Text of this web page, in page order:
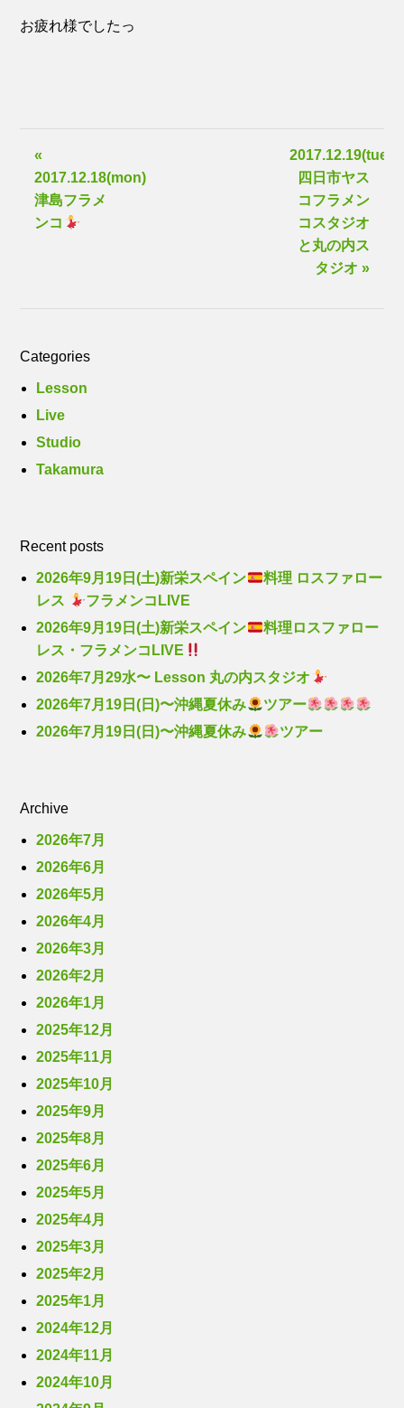
お疲れ様でしたっ
«
2017.12.18(mon)
津島フラメ
ンコ
2017.12.19(tue)
四日市ヤス
コフラメン
コスタジオ
と丸の内ス
タジオ »
Categories
Lesson
Live
Studio
Takamura
Recent posts
2026年9月19日(土)新栄スペイン
料理 ロスファロー
レス
フラメンコLIVE
2026年9月19日(土)新栄スペイン
料理ロスファロー
レス・フラメンコLIVE
2026年7月29水〜 Lesson 丸の内スタジオ
2026年7月19日(日)〜沖縄夏休み
ツアー
2026年7月19日(日)〜沖縄夏休み
ツアー
Archive
2026年7月
2026年6月
2026年5月
2026年4月
2026年3月
2026年2月
2026年1月
2025年12月
2025年11月
2025年10月
2025年9月
2025年8月
2025年6月
2025年5月
2025年4月
2025年3月
2025年2月
2025年1月
2024年12月
2024年11月
2024年10月